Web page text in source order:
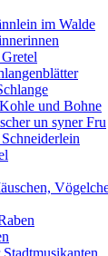
im Walde
und Bohne
un syner Fru